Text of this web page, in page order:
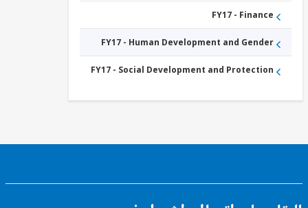
FY17 - Finance
FY17 - Human Development and Gender
FY17 - Social Development and Protection